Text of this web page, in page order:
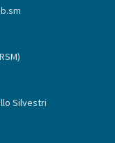
Silvestri